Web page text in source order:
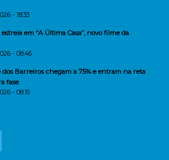
- 18:33
em “A Última Casa”, novo filme da
- 08:46
dos Barreiros chegam a 75% e entram na reta
fase
- 08:15